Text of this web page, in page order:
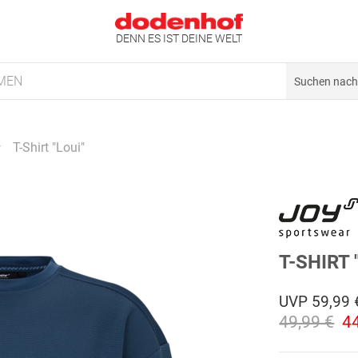
DENN ES IST DEINE WELT
T-Shirt "Loui"
T-SHIRT
UVP 59,99
49,99 €